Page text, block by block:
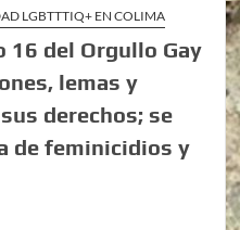
LGBTTTIQ+ EN COLIMA
16 del Orgullo Gay
lemas y
derechos; se
de feminicidios y